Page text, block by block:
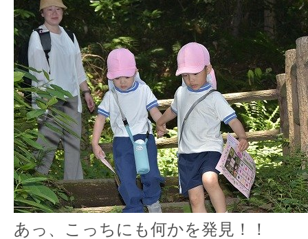
あっ、こっちにも何かを発見！！